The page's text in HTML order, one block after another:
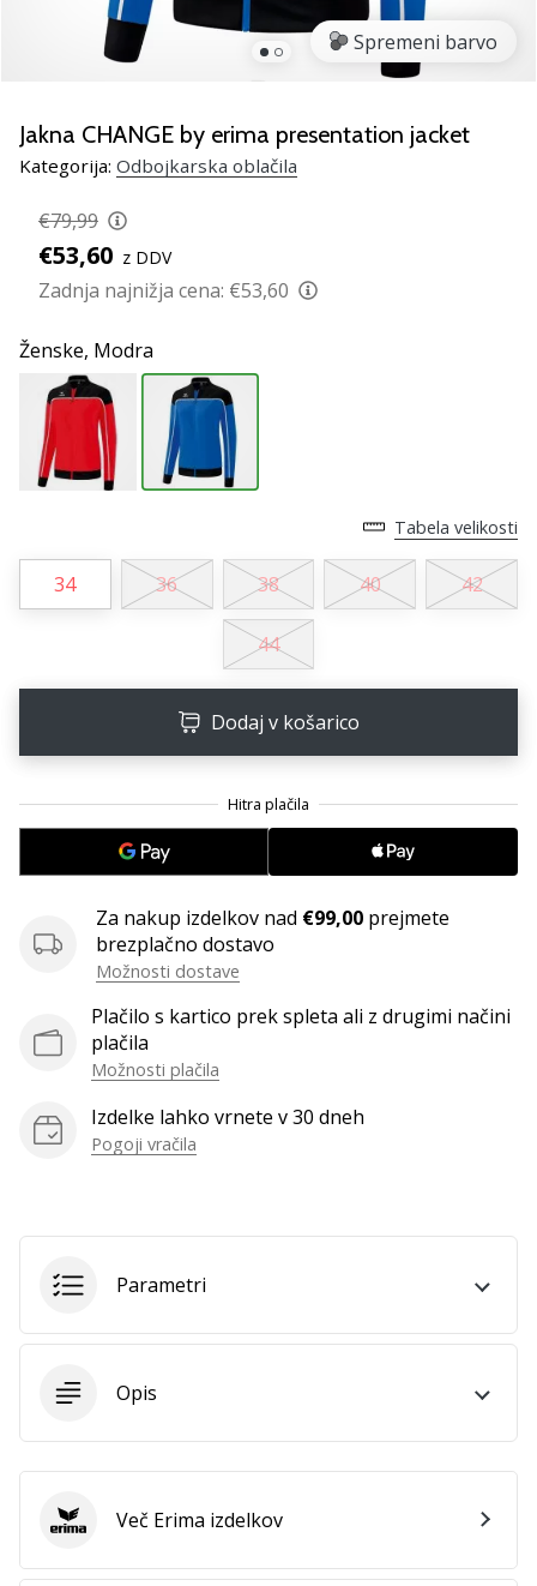
odbojkarski/a
navdušenec/ka,
mi?
Pridruži
nam
kot
brend
ambasador/ka.
11. 8. 2022
2 min. branja
Weplayvolleyball
affiliate
Imate
svojo
spletno
upravljate
online
forum?
služiti.
Pridružite
se
našemu…
Prikaži
članke
Spremeni barvo
Jakna CHANGE by erima presentation jacket
Kategorija: Odbojkarska oblačila
€79,99
€53,60 z DDV
Zadnja najnižja cena: €53,60
Ženske, Modra
Tabela velikosti
34 36 38 40 42
44
Dodaj v košarico
Za nakup izdelkov nad €99,00 prejmete
brezplačno dostavo
Možnosti dostave
Plačilo s kartico prek spleta ali z drugimi načini
plačila
Možnosti plačila
Izdelke lahko vrnete v 30 dneh
Pogoji vračila
Parametri
Opis
Erima Več Erima izdelkov